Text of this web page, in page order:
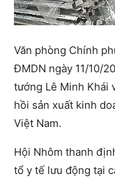
Văn phòng Chính
ĐMDN ngày 11/10/
tướng Lê Minh Khái
hồi sản xuất kinh
Việt Nam.
Hội Nhôm thanh
tổ y tế lưu động tại